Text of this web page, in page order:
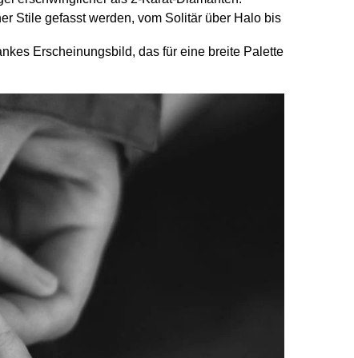
Stile gefasst werden, vom Solitär über Halo bis
Erscheinungsbild, das für eine breite Palette